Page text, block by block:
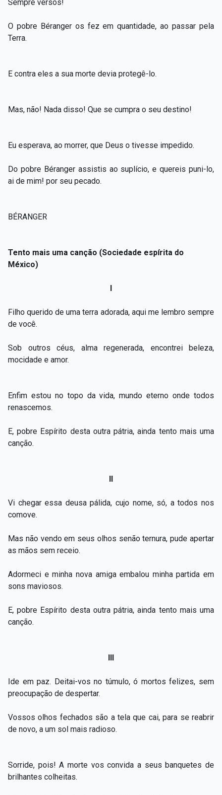
Sempre versos!
O pobre Béranger os fez em quantidade, ao passar pela
Terra.
E contra eles a sua morte devia protegê-lo.
Mas, não! Nada disso! Que se cumpra o seu destino!
Eu esperava, ao morrer, que Deus o tivesse impedido.
Do pobre Béranger assistis ao suplício, e quereis puni-lo,
ai de mim! por seu pecado.
BÉRANGER
Tento mais uma canção (Sociedade espírita do
México)
I
Filho querido de uma terra adorada, aqui me lembro sempre
de você.
Sob outros céus, alma regenerada, encontrei beleza,
mocidade e amor.
Enfim estou no topo da vida, mundo eterno onde todos
renascemos.
E, pobre Espírito desta outra pátria, ainda tento mais uma
canção.
II
Vi chegar essa deusa pálida, cujo nome, só, a todos nos
comove.
Mas não vendo em seus olhos senão ternura, pude apertar
as mãos sem receio.
Adormeci e minha nova amiga embalou minha partida em
sons maviosos.
E, pobre Espírito desta outra pátria, ainda tento mais uma
canção.
III
Ide em paz. Deitai-vos no túmulo, ó mortos felizes, sem
preocupação de despertar.
Vossos olhos fechados são a tela que cai, para se reabrir
de novo, a um sol mais radioso.
Sorride, pois! A morte vos convida a seus banquetes de
brilhantes colheitas.